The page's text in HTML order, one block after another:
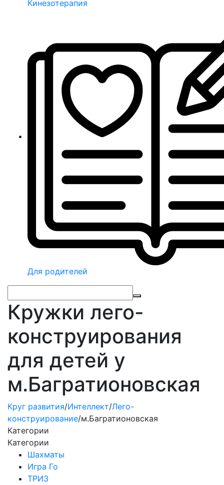
Кинезотерапия
Для родителей
Кружки лего-
конструирования
для детей у
м.Багратионовская
Круг развития/Интеллект/Лего-
конструирование/м.Багратионовская
Категории
Категории
Шахматы
Игра Го
ТРИЗ